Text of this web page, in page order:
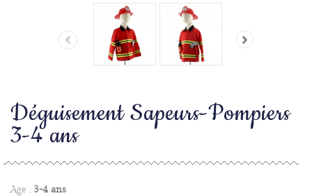
Déguisement Sapeurs-Pompiers
3-4 ans
Age : 3-4 ans